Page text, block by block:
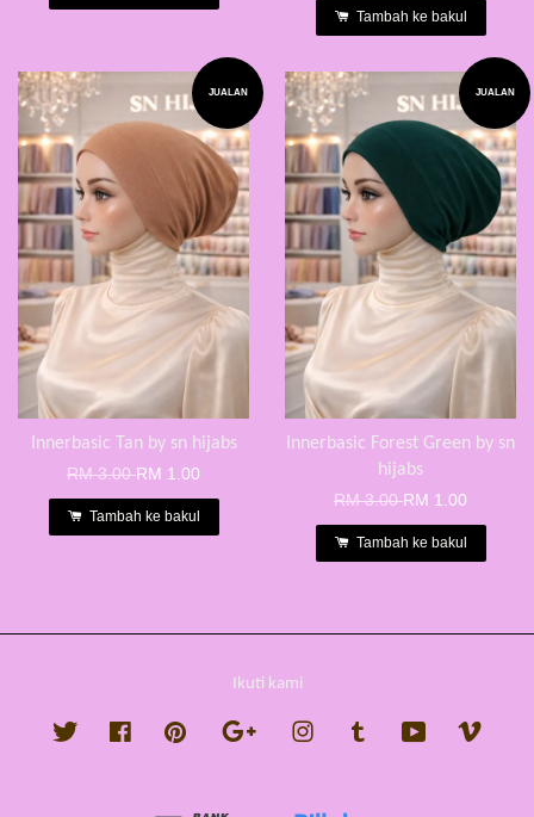
Tambah ke bakul
JUALAN
Innerbasic Tan by sn hijabs
RM 3.00RM 1.00
Tambah ke bakul
JUALAN
Innerbasic Forest Green by sn
hijabs
RM 3.00RM 1.00
Tambah ke bakul
Ikuti kami
Twitter FacebookPinterest Google InstagramTumblr YouTube